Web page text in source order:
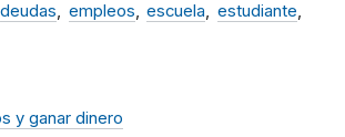
deudas empleos escuela
estudiante
y ganar dinero